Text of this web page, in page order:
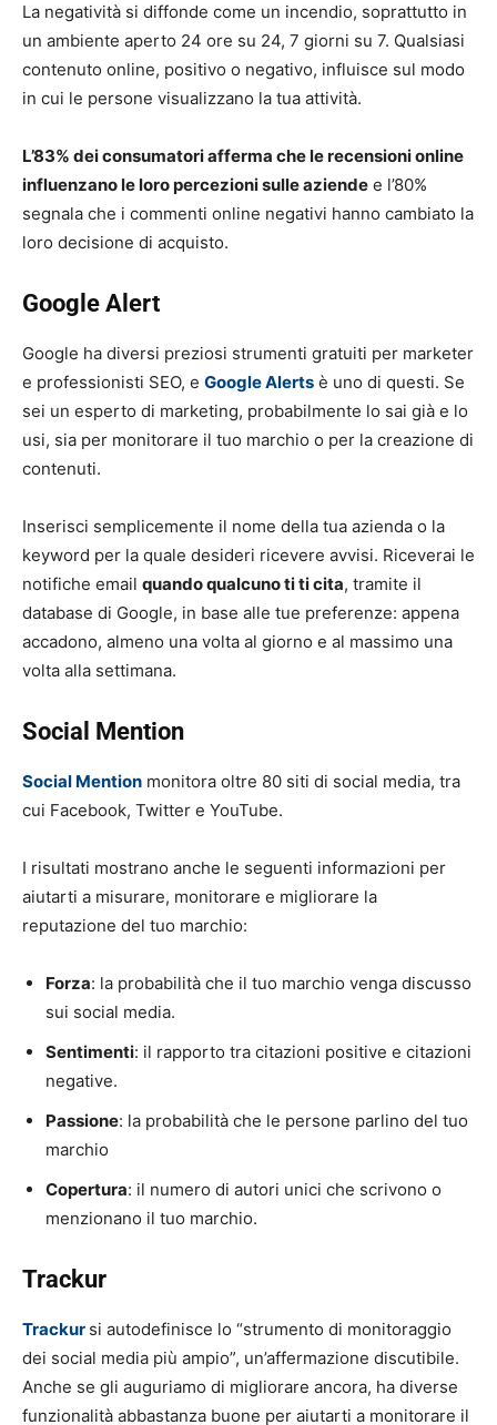
La negatività si diffonde come un incendio, soprattutto in
un ambiente aperto 24 ore su 24, 7 giorni su 7. Qualsiasi
contenuto online, positivo o negativo, influisce sul modo
in cui le persone visualizzano la tua attività.
L’83% dei consumatori afferma che le recensioni online
influenzano le loro percezioni sulle aziende e l’80%
segnala che i commenti online negativi hanno cambiato la
loro decisione di acquisto.
Google Alert
Google ha diversi preziosi strumenti gratuiti per marketer
e professionisti SEO, e Google Alerts è uno di questi. Se
sei un esperto di marketing, probabilmente lo sai già e lo
usi, sia per monitorare il tuo marchio o per la creazione di
contenuti.
Inserisci semplicemente il nome della tua azienda o la
keyword per la quale desideri ricevere avvisi. Riceverai le
notifiche email quando qualcuno ti ti cita, tramite il
database di Google, in base alle tue preferenze: appena
accadono, almeno una volta al giorno e al massimo una
volta alla settimana.
Social Mention
Social Mention monitora oltre 80 siti di social media, tra
cui Facebook, Twitter e YouTube.
I risultati mostrano anche le seguenti informazioni per
aiutarti a misurare, monitorare e migliorare la
reputazione del tuo marchio:
Forza: la probabilità che il tuo marchio venga discusso
sui social media.
Sentimenti: il rapporto tra citazioni positive e citazioni
negative.
Passione: la probabilità che le persone parlino del tuo
marchio
Copertura: il numero di autori unici che scrivono o
menzionano il tuo marchio.
Trackur
Trackur si autodefinisce lo “strumento di monitoraggio
dei social media più ampio”, un’affermazione discutibile.
Anche se gli auguriamo di migliorare ancora, ha diverse
funzionalità abbastanza buone per aiutarti a monitorare il